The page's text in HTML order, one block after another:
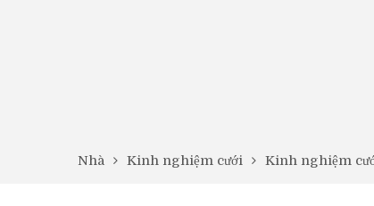
Nhà Kinh nghiệm cưới Kinh nghiệm